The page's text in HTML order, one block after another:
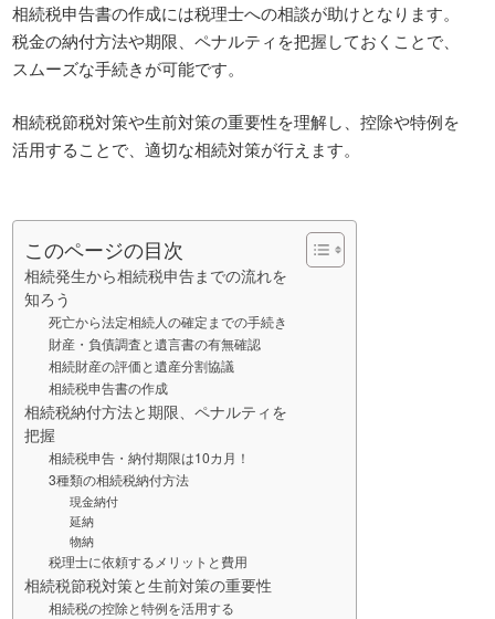
相続税申告書の作成には税理士への相談が助けとなります。
税金の納付方法や期限、ペナルティを把握しておくことで、
スムーズな手続きが可能です。
相続税節税対策や生前対策の重要性を理解し、控除や特例を
活用することで、適切な相続対策が行えます。
このページの目次
相続発生から相続税申告までの流れを
知ろう
死亡から法定相続人の確定までの手続き
財産・負債調査と遺言書の有無確認
相続財産の評価と遺産分割協議
相続税申告書の作成
相続税納付方法と期限、ペナルティを
把握
相続税申告・納付期限は10カ月！
3種類の相続税納付方法
現金納付
延納
物納
税理士に依頼するメリットと費用
相続税節税対策と生前対策の重要性
相続税の控除と特例を活用する